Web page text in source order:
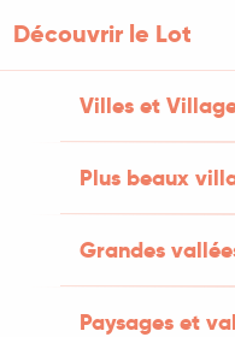
Découvrir le Lot
Villes et
Plus beaux
Grandes
Paysages et
concert et